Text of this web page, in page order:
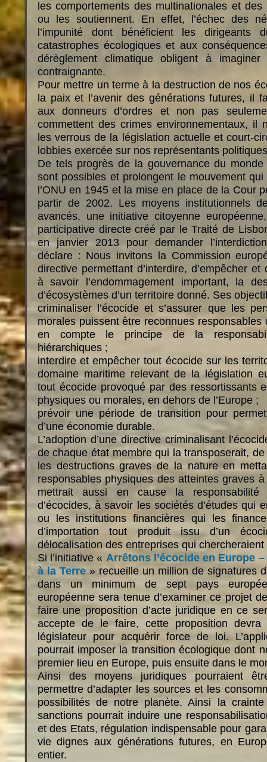
les comportements des multinationales et
ou les soutiennent. En effet, l’échec des
l’impunité dont bénéficient les dirigeants
catastrophes écologiques et aux
dérèglement climatique obligent à
contraignante.
Pour mettre un terme à la destruction de nos
la paix et l’avenir des générations futures, il
aux donneurs d’ordres et non pas
commettent des crimes environnementaux, il
les verrous de la législation actuelle et court-
lobbies exercée sur nos représentants
De tels progrès de la gouvernance du
sont possibles et prolongent le mouvement
l’ONU en 1945 et la mise en place de la Cour
partir de 2002. Les moyens institutionnels
avancés, une initiative citoyenne
participative directe créé par le Traité de
en janvier 2013 pour demander
déclare : Nous invitons la Commission
directive permettant d’interdire, d’empêcher et
à savoir l’endommagement important, la
d’écosystèmes d’un territoire donné. Ses
criminaliser l’écocide et s’assurer que les
morales puissent être reconnues responsables
en compte le principe de la
hiérarchiques ;
interdire et empêcher tout écocide sur les
domaine maritime relevant de la législation
tout écocide provoqué par des ressortissants
physiques ou morales, en dehors de l’Europe ;
prévoir une période de transition pour
d’une économie durable.
L’adoption d’une directive criminalisant
de chaque état membre qui la transposerait, de
les destructions graves de la nature en
responsables physiques des atteintes graves à
mettrait aussi en cause la responsabilité
d’écocides, à savoir les sociétés d’études qui
ou les institutions financières qui les
d’importation tout produit issu d’un
délocalisation des entreprises qui
Si l’initiative « Arrêtons l’écocide en Europe
à la Terre» recueille un million de signatures
dans un minimum de sept pays
européenne sera tenue d’examiner ce projet
faire une proposition d’acte juridique en ce
accepte de le faire, cette proposition
législateur pour acquérir force de loi.
pourrait imposer la transition écologique dont
premier lieu en Europe, puis ensuite dans le
Ainsi des moyens juridiques pourraient
permettre d’adapter les sources et les
possibilités de notre planète. Ainsi la
sanctions pourrait induire une
et des Etats, régulation indispensable pour
vie dignes aux générations futures, en
entier.